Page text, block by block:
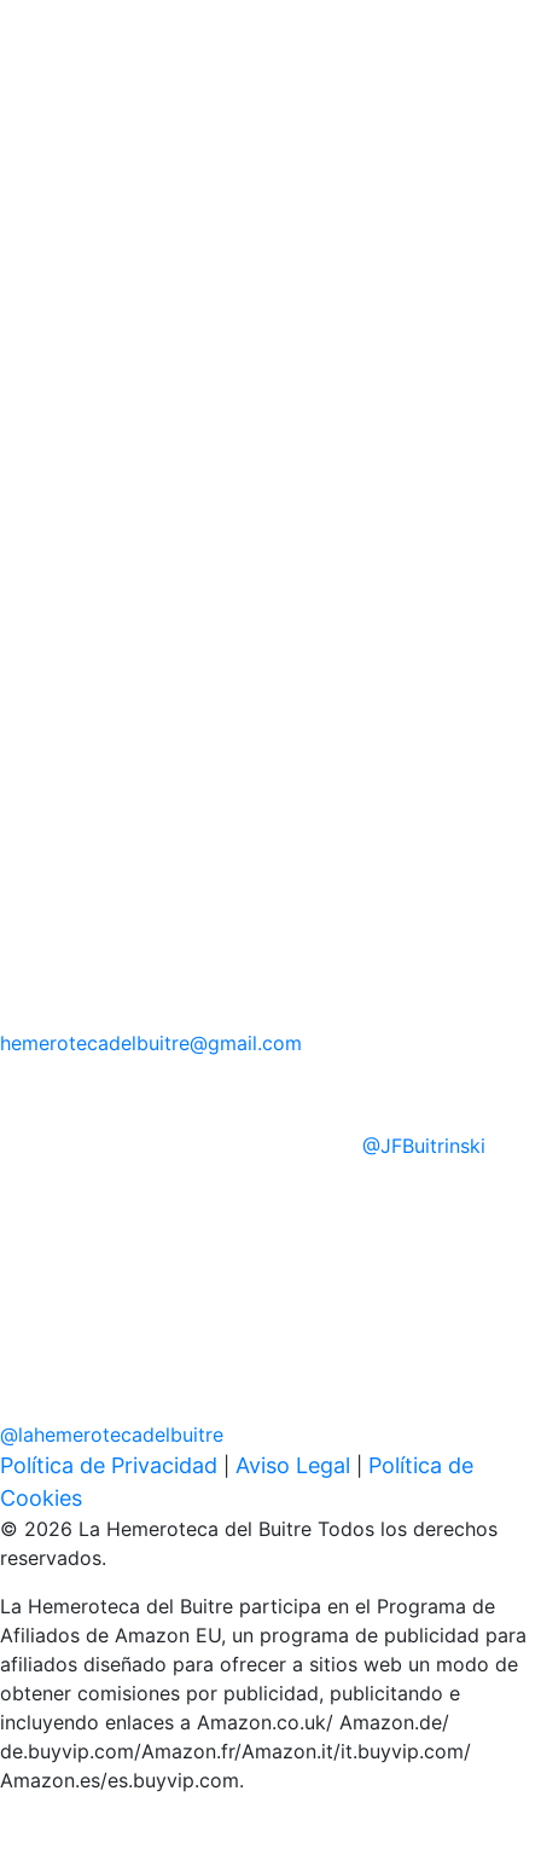
hemerotecadelbuitre@gmail.com
@JFBuitrinski
@lahemerotecadelbuitre
Política de Privacidad Aviso Legal
Política de
Cookies
© 2026 La Hemeroteca del Buitre Todos los derechos
reservados.
La Hemeroteca del Buitre participa en el Programa de
Afiliados de Amazon EU, un programa de publicidad para
afiliados diseñado para ofrecer a sitios web un modo de
obtener comisiones por publicidad, publicitando e
incluyendo enlaces a Amazon.co.uk/ Amazon.de/
de.buyvip.com/Amazon.fr/Amazon.it/it.buyvip.com/
Amazon.es/es.buyvip.com.